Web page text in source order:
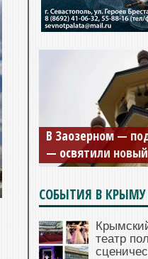
В Заозерном —
— освятили
СОБЫТИЯ В КРЫМУ
театр